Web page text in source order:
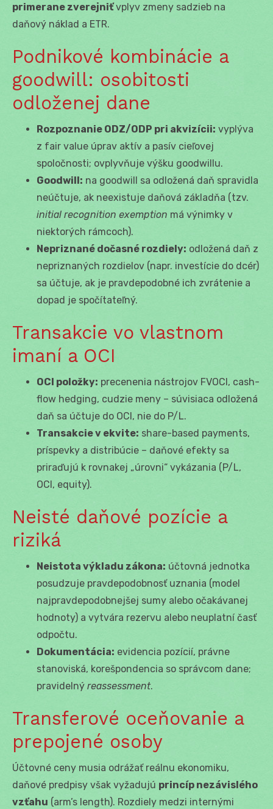
primerane zverejniťvplyv zmeny sadzieb na
daňový náklad a ETR.
Podnikové kombinácie a
goodwill: osobitosti
odloženej dane
Rozpoznanie ODZ/ODP pri akvizícii: vyplýva
z fair value úprav aktív a pasív cieľovej
spoločnosti; ovplyvňuje výšku goodwillu.
Goodwill: na goodwill sa odložená daň spravidla
neúčtuje, ak neexistuje daňová základňa (tzv.
initial recognition exemption má výnimky v
niektorých rámcoch).
Nepriznané dočasné rozdiely: odložená daň z
nepriznaných rozdielov (napr. investície do dcér)
sa účtuje, ak je pravdepodobné ich zvrátenie a
dopad je spočítateľný.
Transakcie vo vlastnom
imaní a OCI
OCI položky: precenenia nástrojov FVOCI, cash-
flow hedging, cudzie meny – súvisiaca odložená
daň sa účtuje do OCI, nie do P/L.
Transakcie v ekvite: share-based payments,
príspevky a distribúcie – daňové efekty sa
priraďujú k rovnakej „úrovni“ vykázania (P/L,
OCI, equity).
Neisté daňové pozície a
riziká
Neistota výkladu zákona: účtovná jednotka
posudzuje pravdepodobnosť uznania (model
najpravdepodobnejšej sumy alebo očakávanej
hodnoty) a vytvára rezervu alebo neuplatní časť
odpočtu.
Dokumentácia: evidencia pozícií, právne
stanoviská, korešpondencia so správcom dane;
pravidelný reassessment.
Transferové oceňovanie a
prepojené osoby
Účtovné ceny musia odrážať reálnu ekonomiku,
daňové predpisy však vyžadujú princíp nezávislého
vzťahu (arm’s length). Rozdiely medzi internými